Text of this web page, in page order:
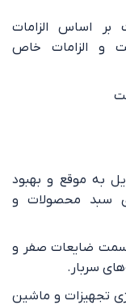
بر اساس الزامات
و الزامات خاص
به موقع و بهبود
سبد محصولات و
سمت ضایعات صفر و
سربار.
تجهیزات و ماشین